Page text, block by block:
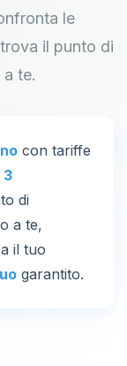
le
il punto di
te.
con tariffe
3
di
a te,
il tuo
garantito.